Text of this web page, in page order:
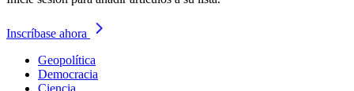
Inscríbase ahora
Geopolítica
Democracia